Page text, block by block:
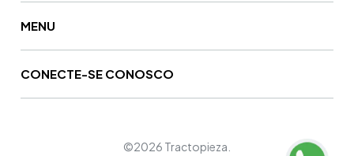
MENU
CONECTE-SE CONOSCO
©2026 Tractopieza.